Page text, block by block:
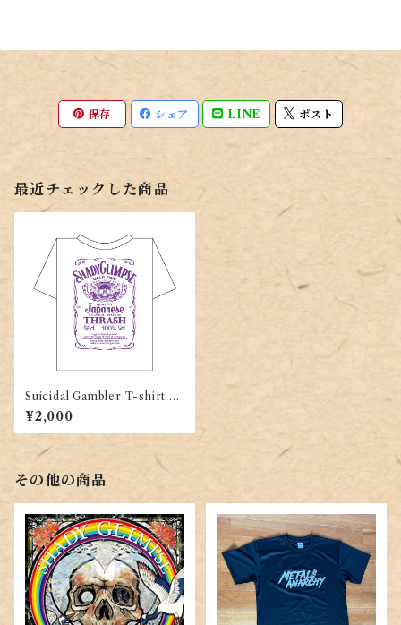
保存 シェア LINE ポスト
最近チェックした商品
Suicidal Gambler T-shirt W
hite x Purple
¥2,000
その他の商品